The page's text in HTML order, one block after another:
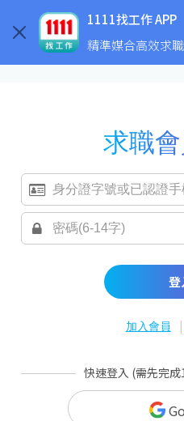
1111找工作 APP
精準媒合高效求職
求職
登
加入會員 |
快速登入 (需先完